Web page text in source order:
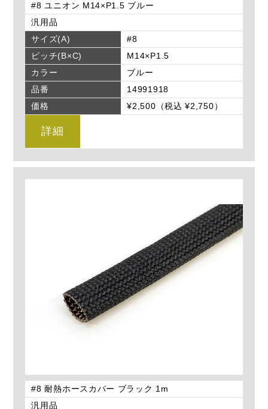
#8 ユニオン M14×P1.5 ブルー
汎用品
サイズ(A)
#8
ピッチ(B×C)
M14×P1.5
カラー
ブルー
品番
14991918
価格
¥2,500（税込 ¥2,750）
詳細
#8 耐熱ホースカバー ブラック 1m
汎用品